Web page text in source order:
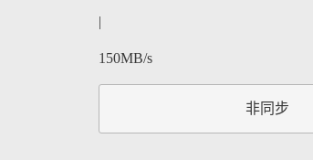
150MB/s
非同步